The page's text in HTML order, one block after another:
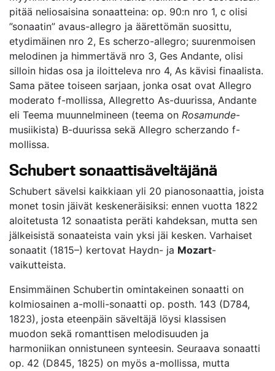
pitää neliosaisina sonaatteina: op. 90:n nro 1, c olisi
”sonaatin” avaus-allegro ja äärettömän suosittu,
etydimäinen nro 2, Es scherzo-allegro; suurenmoisen
melodinen ja himmertävä nro 3, Ges Andante, olisi
silloin hidas osa ja iloitteleva nro 4, As kävisi finaalista.
Sama pätee toiseen sarjaan, jonka osat ovat Allegro
moderato f-mollissa, Allegretto As-duurissa, Andante
eli Teema muunnelmineen (teema on Rosamunde-
musiikista) B-duurissa sekä Allegro scherzando f-
mollissa.
Schubert sonaattisäveltäjänä
Schubert sävelsi kaikkiaan yli 20 pianosonaattia, joista
monet tosin jäivät keskeneräisiksi: ennen vuotta 1822
aloitetusta 12 sonaatista peräti kahdeksan, mutta sen
jälkeisistä sonaateista vain yksi jäi kesken. Varhaiset
sonaatit (1815–) kertovat Haydn- ja Mozart-
vaikutteista.
Ensimmäinen Schubertin omintakeinen sonaatti on
kolmiosainen a-molli-sonaatti op. posth. 143 (D784,
1823), josta eteenpäin säveltäjä löysi klassisen
muodon sekä romanttisen melodisuuden ja
harmoniikan onnistuneen synteesin. Seuraava sonaatti
op. 42 (D845, 1825) on myös a-mollissa, mutta